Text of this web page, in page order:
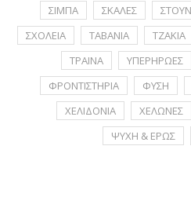
ΣΙΜΠΑ
ΣΚΑΛΕΣ
ΣΧΟΛΕΙΑ
ΤΑΒΑΝΙΑ ΤΖΑΚΙΑ
ΤΡΑΙΝΑ
ΥΠΕΡΗΡΩΕΣ
ΦΡΟΝΤΙΣΤΗΡΙΑ
ΦΥΣΗ
ΧΕΛΙΔΟΝΙΑ
ΧΕΛΩΝΕΣ
ΨΥΧΗ & ΕΡΩΣ